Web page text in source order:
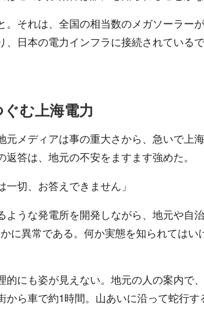
。それは、全国の相当数のメガソーラー
、日本の電力インフラに接続されている
む上海電力
元メディアは事の重大さから、急いで上
答は、地元の不安をますます強めた。
一切、お答えできません」
ような発電所を開発しながら、地元や自
に異常である。何か実態を知られてはい
的にも姿が見えない。地元の人の案内で
から車で約1時間。山あいに沿って蛇行